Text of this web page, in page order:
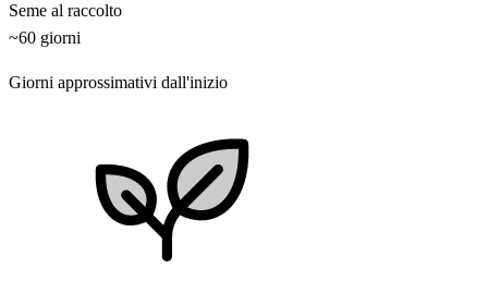
Seme al raccolto
~60 giorni
Giorni approssimativi dall'inizio